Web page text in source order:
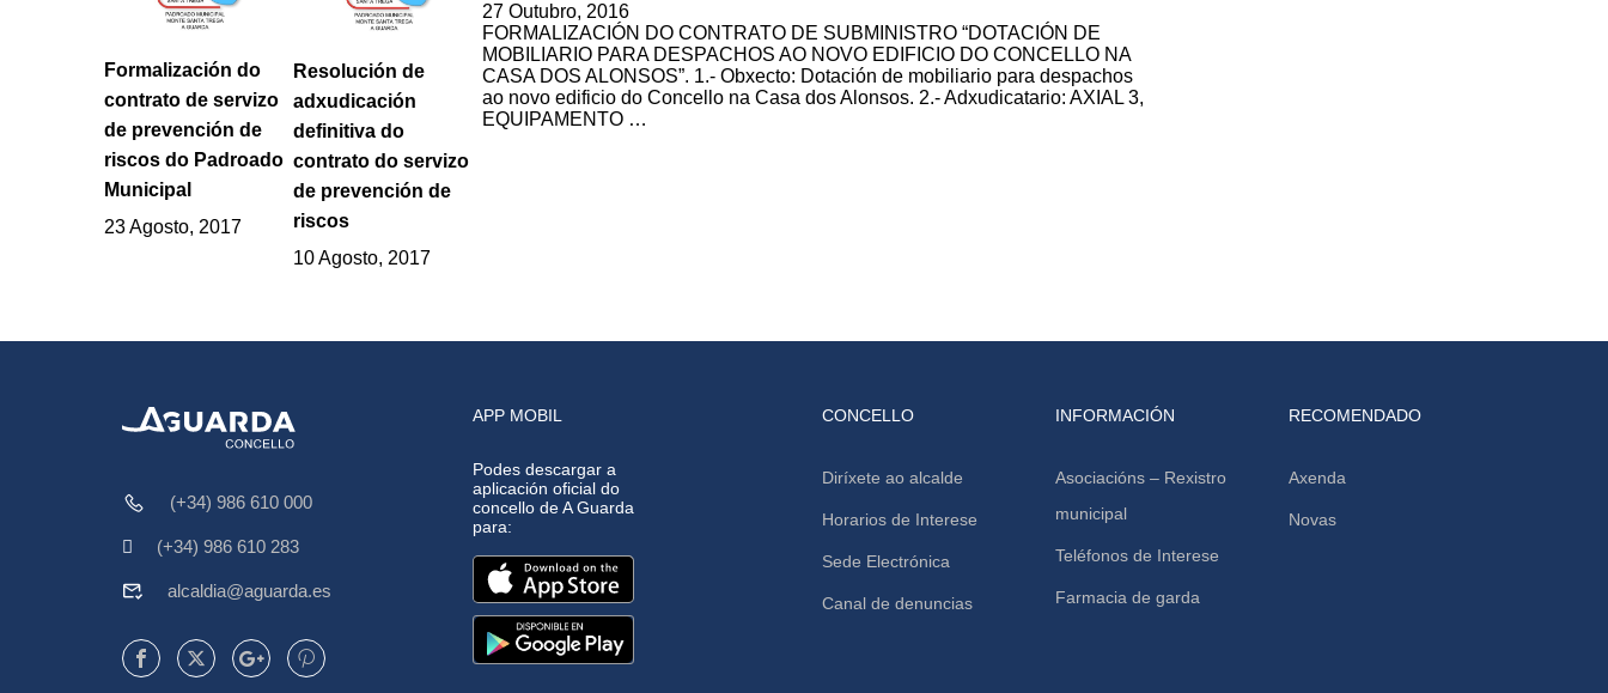
Formalización do
contrato de servizo
de prevención de
riscos do Padroado
Municipal
23 Agosto, 2017
Resolución de
adxudicación
definitiva do
contrato do servizo
de prevención de
riscos
10 Agosto, 2017
27 Outubro, 2016
FORMALIZACIÓN DO CONTRATO DE SUBMINISTRO “DOTACIÓN DE
MOBILIARIO PARA DESPACHOS AO NOVO EDIFICIO DO CONCELLO NA
CASA DOS ALONSOS”. 1.- Obxecto: Dotación de mobiliario para despachos
ao novo edificio do Concello na Casa dos Alonsos. 2.- Adxudicatario: AXIAL 3,
EQUIPAMENTO …
(+34) 986 610 000
(+34) 986 610 283
alcaldia@aguarda.es
APP MOBIL
Podes descargar a
aplicación oficial do
concello de A Guarda
para:
CONCELLO
Diríxete ao alcalde
Horarios de Interese
Sede Electrónica
Canal de denuncias
INFORMACIÓN
Asociacións – Rexistro
municipal
Teléfonos de Interese
Farmacia de garda
RECOMENDADO
Axenda
Novas